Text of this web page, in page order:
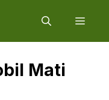
Mati